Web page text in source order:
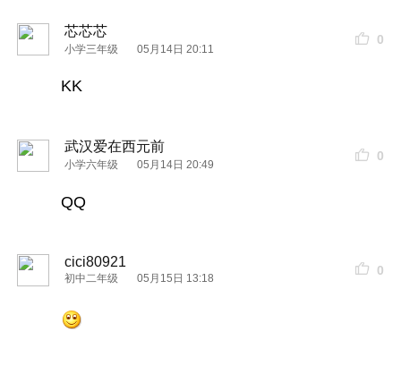
芯芯芯
小学三年级 05月14日 20:11
0
KK
武汉爱在西元前
小学六年级 05月14日 20:49
0
QQ
cici80921
初中二年级 05月15日 13:18
0